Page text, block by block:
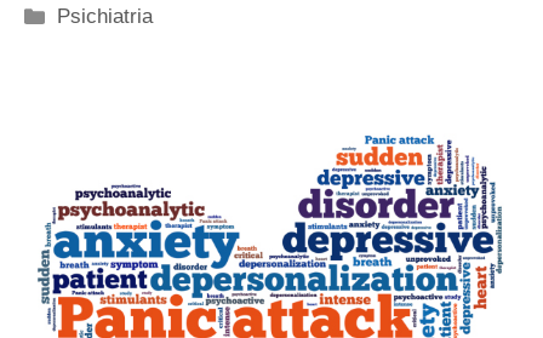
Categorie
Psichiatria